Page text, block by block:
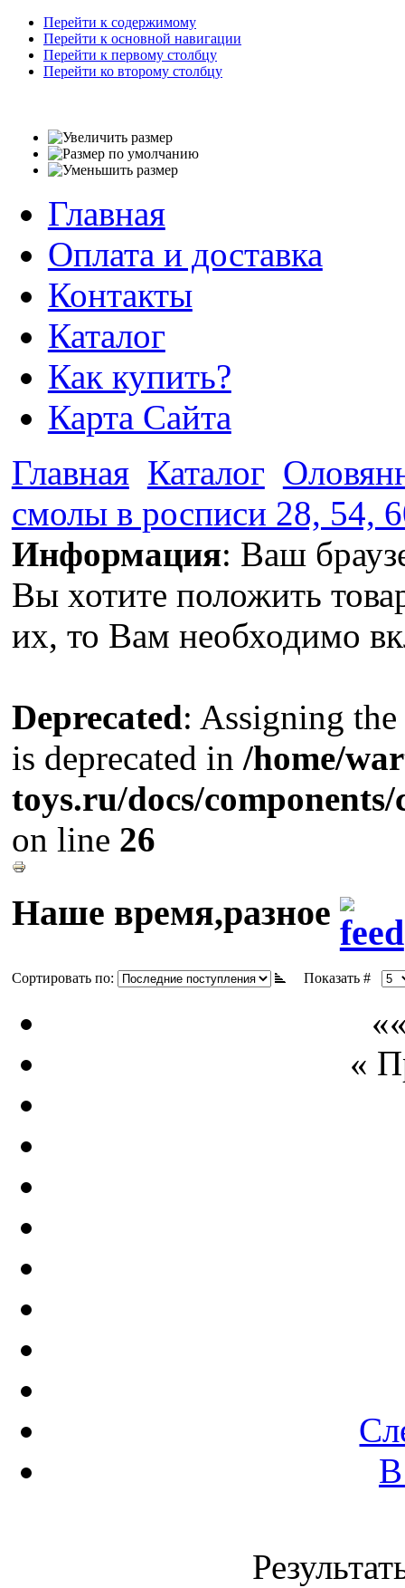
Перейти к содержимому
Перейти к основной навигации
Перейти к первому столбцу
Перейти ко второму столбцу
Главная
Оплата и доставка
Контакты
Каталог
Как купить?
Карта Сайта
Главная Каталог
смолы в росписи 28, 54,
Информация: Ваш
Вы хотите положить
их, то Вам необходимо
Deprecated: Assigning
is deprecated in /home/
toys.ru/docs/
on line 26
Наше время,разное
Сортировать по: Показать #
«